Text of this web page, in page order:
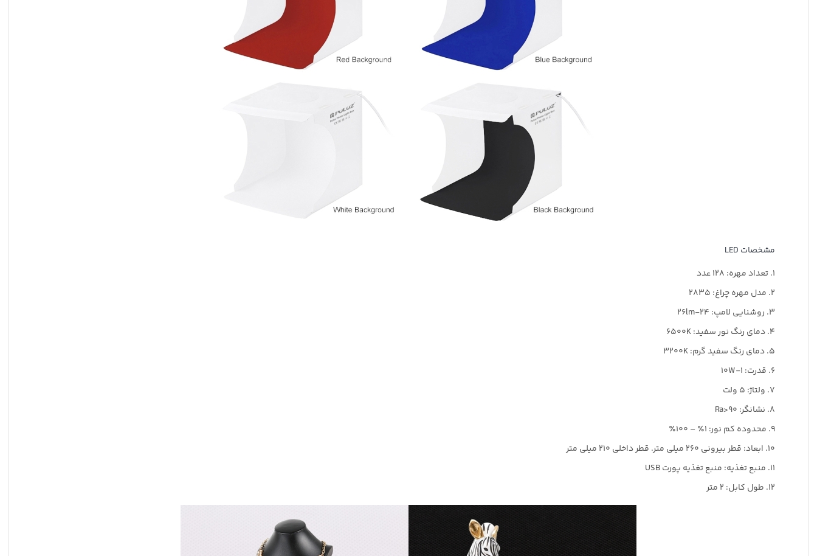
مشخصات LED
1. تعداد مهره: 128 عدد
2. مدل مهره چراغ: 2835
3. روشنایی لامپ: 24-26lm
4. دمای رنگ نور سفید: 6500K
5. دمای رنگ سفید گرم: 3200K
6. قدرت: 1-10W
7. ولتاژ: 5 ولت
8. نشانگر: Ra>90
9. محدوده کم نور: 1٪ – 100٪
10. ابعاد: قطر بیرونی 260 میلی متر. قطر داخلی 210 میلی متر
11. منبع تغذیه: منبع تغذیه پورت USB
12. طول کابل: 2 متر